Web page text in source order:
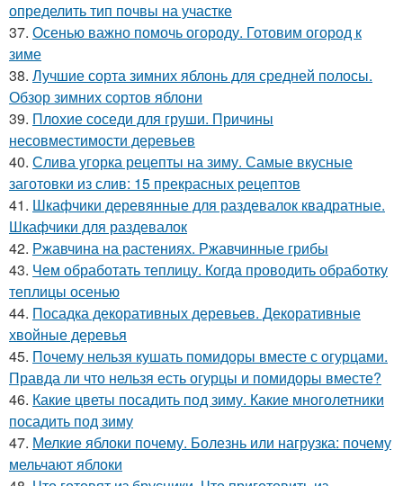
определить тип почвы на участке
37. Осенью важно помочь огороду. Готовим огород к
зиме
38. Лучшие сорта зимних яблонь для средней полосы.
Обзор зимних сортов яблони
39. Плохие соседи для груши. Причины
несовместимости деревьев
40. Слива угорка рецепты на зиму. Самые вкусные
заготовки из слив: 15 прекрасных рецептов
41. Шкафчики деревянные для раздевалок квадратные.
Шкафчики для раздевалок
42. Ржавчина на растениях. Ржавчинные грибы
43. Чем обработать теплицу. Когда проводить обработку
теплицы осенью
44. Посадка декоративных деревьев. Декоративные
хвойные деревья
45. Почему нельзя кушать помидоры вместе с огурцами.
Правда ли что нельзя есть огурцы и помидоры вместе?
46. Какие цветы посадить под зиму. Какие многолетники
посадить под зиму
47. Мелкие яблоки почему. Болезнь или нагрузка: почему
мельчают яблоки